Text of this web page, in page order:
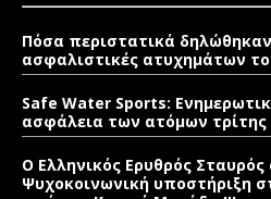
Πόσα περιστατικά δηλώθηκαν
ασφαλιστικές ατυχημάτων το
Safe Water Sports:
ασφάλεια των ατόμων
Ο Ελληνικός Ερυθρός Σταυρός
Ψυχοκοινωνική υποστήριξη